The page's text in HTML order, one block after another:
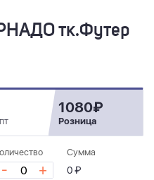
тк.Футер
1080₽
Розница
Сумма
- +
0 ₽